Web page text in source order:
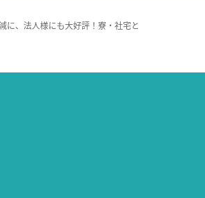
に、法人様にも大好評！寮・社宅と